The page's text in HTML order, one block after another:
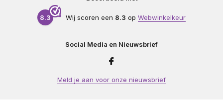
8.3 Wij scoren een 8.3 op Webwinkelkeur
Social Media en Nieuwsbrief
Meld je aan voor onze nieuwsbrief